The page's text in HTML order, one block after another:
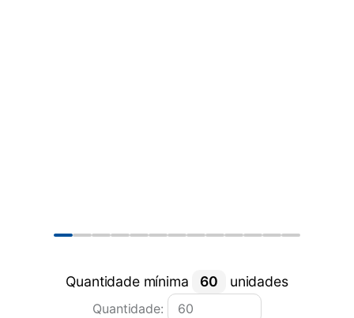
Quantidade mínima 60 unidades
Quantidade: